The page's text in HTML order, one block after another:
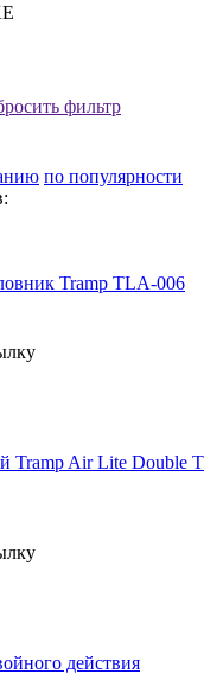
фильтр
по популярности
Tramp TLA-006
Tramp Air Lite Double
действия